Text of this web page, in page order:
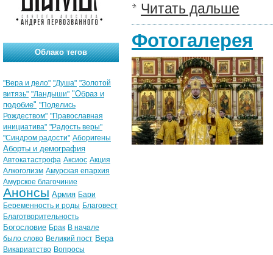
Читать дальше
Фотогалерея
Облако тегов
"Вера и дело" "Душа" "Золотой
витязь" "Ландыши" "Образ и
подобие" "Поделись
Рождеством" "Православная
инициатива" "Радость веры"
"Синдром радости" Аборигены
Аборты и демография
Автокатастрофа Аксиос Акция
Алкоголизм Амурская епархия
Амурское благочиние
Анонсы Армия Бари
Беременность и роды Благовест
Благотворительность
Богословие Брак В начале
было слово Великий пост Вера
Викариатство Вопросы